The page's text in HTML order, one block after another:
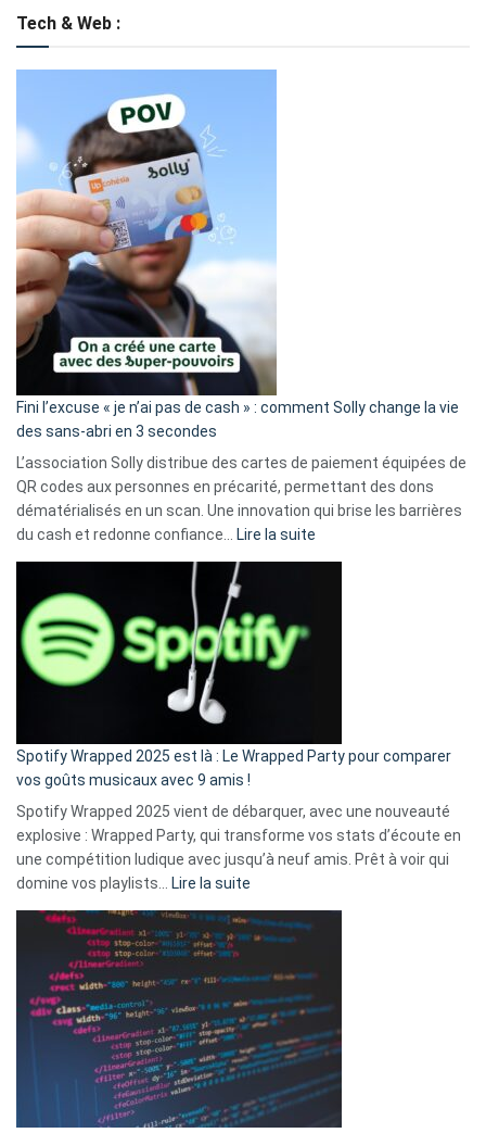
Tech & Web :
Fini l’excuse « je n’ai pas de cash » : comment Solly change la vie
des sans-abri en 3 secondes
L’association Solly distribue des cartes de paiement équipées de
QR codes aux personnes en précarité, permettant des dons
dématérialisés en un scan. Une innovation qui brise les barrières
du cash et redonne confiance… Lire la suite
Fini
»
Solly
change
la
des
3
secondes
Spotify Wrapped 2025 est là : Le Wrapped Party pour comparer
vos goûts musicaux avec 9 amis !
Spotify Wrapped 2025 vient de débarquer, avec une nouveauté
explosive : Wrapped Party, qui transforme vos stats d’écoute en
une compétition ludique avec jusqu’à neuf amis. Prêt à voir qui
domine vos playlists… Lire la suite
Spotify
Wrapped
est
là
:
Le
Wrapped
Party
pour